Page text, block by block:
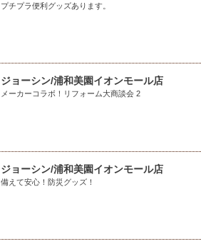
プチプラ便利グッズあります。
ジョーシン/浦和美園イオンモール店
メーカーコラボ！リフォーム大商談会 2
ジョーシン/浦和美園イオンモール店
備えて安心！防災グッズ！